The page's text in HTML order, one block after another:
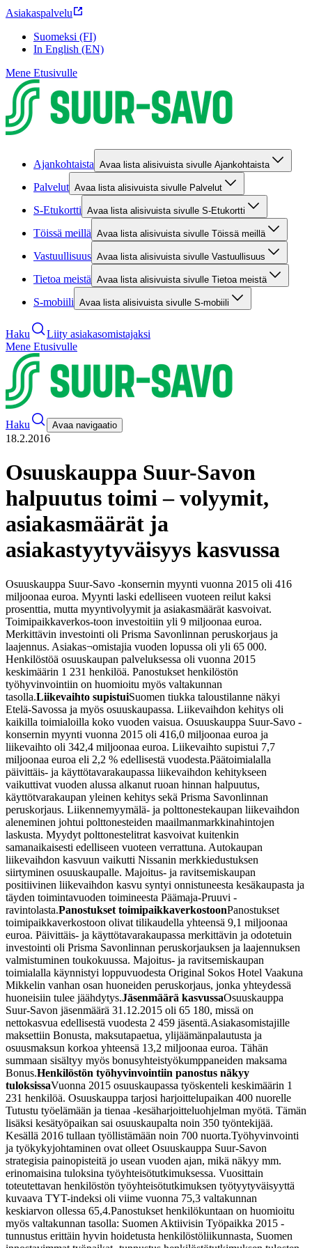
Asiakaspalvelu
Suomeksi (FI)
In English (EN)
Mene Etusivulle
Ajankohtaista Avaa lista alisivuista sivulle Ajankohtaista
Palvelut Avaa lista alisivuista sivulle Palvelut
S-Etukortti Avaa lista alisivuista sivulle S-Etukortti
Töissä meillä Avaa lista alisivuista sivulle Töissä meillä
Vastuullisuus Avaa lista alisivuista sivulle Vastuullisuus
Tietoa meistä Avaa lista alisivuista sivulle Tietoa meistä
S-mobiili Avaa lista alisivuista sivulle S-mobiili
Haku
Liity asiakasomistajaksi
Mene Etusivulle
Haku Avaa navigaatio
18.2.2016
Osuuskauppa Suur-Savon
halpuutus toimi – volyymit,
asiakasmäärät ja
asiakastyytyväisyys kasvussa
Osuuskauppa Suur-Savo -konsernin myynti vuonna 2015 oli 416
miljoonaa euroa. Myynti laski edelliseen vuoteen reilut kaksi
prosenttia, mutta myyntivolyymit ja asiakasmäärät kasvoivat.
Toimipaikkaverkos-toon investoitiin yli 9 miljoonaa euroa.
Merkittävin investointi oli Prisma Savonlinnan peruskorjaus ja
laajennus. Asiakas¬omistajia vuoden lopussa oli yli 65 000.
Henkilöstöä osuuskaupan palveluksessa oli vuonna 2015
keskimäärin 1 231 henkilöä. Panostukset henkilöstön
työhyvinvointiin on huomioitu myös valtakunnan
tasolla.Liikevaihto supistuiSuomen tiukka taloustilanne näkyi
Etelä-Savossa ja myös osuuskaupassa. Liikevaihdon kehitys oli
kaikilla toimialoilla koko vuoden vaisua. Osuuskauppa Suur-Savo -
konsernin myynti vuonna 2015 oli 416,0 miljoonaa euroa ja
liikevaihto oli 342,4 miljoonaa euroa. Liikevaihto supistui 7,7
miljoonaa euroa eli 2,2 % edellisestä vuodesta.Päätoimialalla
päivittäis- ja käyttötavarakaupassa liikevaihdon kehitykseen
vaikuttivat vuoden alussa alkanut ruoan hinnan halpuutus,
käyttötvarakaupan yleinen kehitys sekä Prisma Savonlinnan
peruskorjaus. Liikennemyymälä- ja polttonestekaupan liikevaihdon
aleneminen johtui polttonesteiden maailmanmarkkinahintojen
laskusta. Myydyt polttonestelitrat kasvoivat kuitenkin
samanaikaisesti edelliseen vuoteen verrattuna. Autokaupan
liikevaihdon kasvuun vaikutti Nissanin merkkiedustuksen
siirtyminen osuuskaupalle. Majoitus- ja ravitsemiskaupan
positiivinen liikevaihdon kasvu syntyi onnistuneesta kesäkaupasta ja
täyden toimintavuoden toimineesta Päämaja-Pruuvi -
ravintolasta.Panostukset toimipaikkaverkostoonPanostukset
toimipaikkaverkostoon olivat tilikaudella yhteensä 9,1 miljoonaa
euroa. Päivittäis- ja käyttötavarakaupassa merkittävin ja odotetuin
investointi oli Prisma Savonlinnan peruskorjauksen ja laajennuksen
valmistuminen toukokuussa. Majoitus- ja ravitsemiskaupan
toimialalla käynnistyi loppuvuodesta Original Sokos Hotel Vaakuna
Mikkelin vanhan osan huoneiden peruskorjaus, jonka yhteydessä
huoneisiin tulee jäähdytys.Jäsenmäärä kasvussaOsuuskauppa
Suur-Savon jäsenmäärä 31.12.2015 oli 65 180, missä on
nettokasvua edellisestä vuodesta 2 459 jäsentä.Asiakasomistajille
maksettiin Bonusta, maksutapaetua, ylijäämänpalautusta ja
osuusmaksun korkoa yhteensä 13,2 miljoonaa euroa. Tähän
summaan sisältyy myös bonusyhteistyökumppaneiden maksama
Bonus.Henkilöstön työhyvinvointiin panostus näkyy
tuloksissaVuonna 2015 osuuskaupassa työskenteli keskimäärin 1
231 henkilöä. Osuuskauppa tarjosi harjoittelupaikan 400 nuorelle
Tutustu työelämään ja tienaa -kesäharjoitteluohjelman myötä. Tämän
lisäksi kesätyöpaikan sai osuuskaupalta noin 350 työntekijää.
Kesällä 2016 tullaan työllistämään noin 700 nuorta.Työhyvinvointi
ja työkykyjohtaminen ovat olleet Osuuskauppa Suur-Savon
strategisia painopisteitä jo usean vuoden ajan, mikä näkyy mm.
erinomaisina tuloksina työyhteisötutkimuksessa. Vuosittain
toteutettavan henkilöstön työyhteisötutkimuksen työtyytyväisyyttä
kuvaava TYT-indeksi oli viime vuonna 75,3 valtakunnan
keskiarvon ollessa 65,4.Panostukset henkilökuntaan on huomioitu
myös valtakunnan tasolla: Suomen Aktiivisin Työpaikka 2015 -
tunnustus erittäin hyvin hoidetusta henkilöstöliikunnasta, Suomen